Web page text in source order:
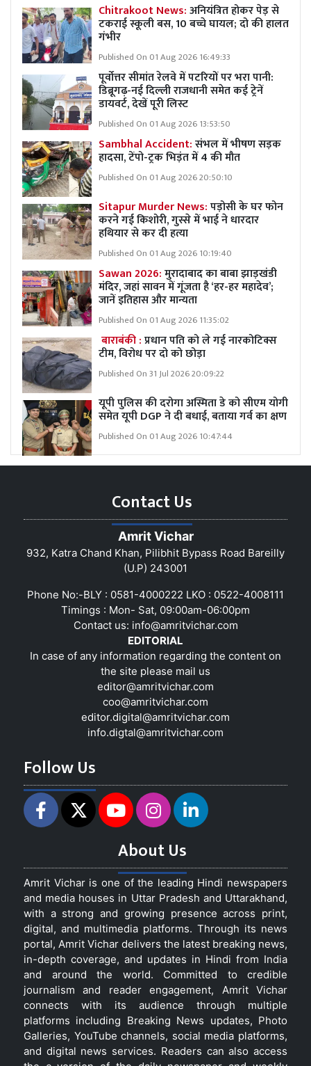
Chitrakoot News:अनियंत्रित होकर पेड़ से
टकराई स्कूली बस, 10 बच्चे घायल; दो की हालत
गंभीर
Published On 01 Aug 2026 16:49:33
पूर्वोत्तर सीमांत रेलवे में पटरियों पर भरा पानी:
डिब्रूगढ़-नई दिल्ली राजधानी समेत कई ट्रेनें
डायवर्ट, देखें पूरी लिस्ट
Published On 01 Aug 2026 13:53:50
Sambhal Accident:संभल में भीषण सड़क
हादसा, टेंपो-ट्रक भिड़ंत में 4 की मौत
Published On 01 Aug 2026 20:50:10
Sitapur Murder News:पड़ोसी के घर फोन
करने गई किशोरी, गुस्से में भाई ने धारदार
हथियार से कर दी हत्या
Published On 01 Aug 2026 10:19:40
Sawan 2026:मुरादाबाद का बाबा झाड़खंडी
मंदिर, जहां सावन में गूंजता है ‘हर-हर महादेव’;
जानें इतिहास और मान्यता
Published On 01 Aug 2026 11:35:02
बाराबंकी :प्रधान पति को ले गई नारकोटिक्स
टीम, विरोध पर दो को छोड़ा
Published On 31 Jul 2026 20:09:22
यूपी पुलिस की दरोगा अस्मिता डे को सीएम योगी
समेत यूपी DGP ने दी बधाई, बताया गर्व का क्षण
Published On 01 Aug 2026 10:47:44
Contact Us
Amrit Vichar
932, Katra Chand Khan, Pilibhit Bypass Road Bareilly
(U.P) 243001
Phone No:-BLY : 0581-4000222 LKO : 0522-4008111
Timings : Mon- Sat, 09:00am-06:00pm
Contact us: info@amritvichar.com
EDITORIAL
In case of any information regarding the content on
the site please mail us
editor@amritvichar.com
coo@amritvichar.com
editor.digital@amritvichar.com
info.digtal@amritvichar.com
Follow Us
About Us
Amrit Vichar is one of the leading Hindi newspapers
and media houses in Uttar Pradesh and Uttarakhand,
with a strong and growing presence across print,
digital, and multimedia platforms. Through its news
portal, Amrit Vichar delivers the latest breaking news,
in-depth coverage, and updates in Hindi from India
and around the world. Committed to credible
journalism and reader engagement, Amrit Vichar
connects with its audience through multiple
platforms including Breaking News updates, Photo
Galleries, YouTube channels, social media platforms,
and digital news services. Readers can also access